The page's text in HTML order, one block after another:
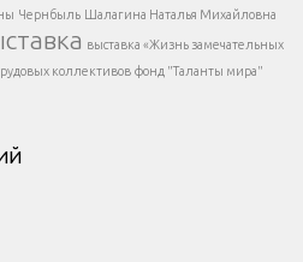
Чернбыль Шалагина Наталья Михайловна
выставка «Жизнь замечательных
коллективов фонд "Таланты мира"